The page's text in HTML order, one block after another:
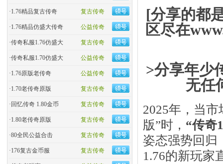
复古传奇
·1.76精品复古传奇
公益传奇
·1.76精品仿盛大传奇
复古传奇
·传奇私服1.76仿盛大
公益传奇
·传奇私服1.70仿盛大
公益传奇
·1.76原版老传奇
复古传奇
·1.70老传奇原版
复古传奇
· 回忆传奇 1.80金币
复古传奇
·1.80老传奇原版
复古传奇
·80全民公益合击
复古传奇
·176复古金币服
[分享的都
区尽在
>分享年少
无任
2025年，当市
版”时，​ ​“传奇
姿态强势回归
1.76的新玩家